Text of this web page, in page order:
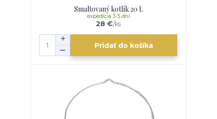
Smaltovaný kotlík 20 L
28 €/ks
expedícia 3-5 dní
Pridať do košíka